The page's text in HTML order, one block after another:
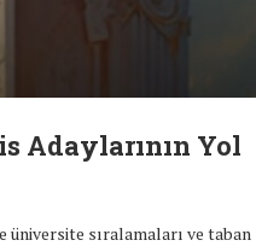
Adaylarının Yol
sıralamaları ve taban